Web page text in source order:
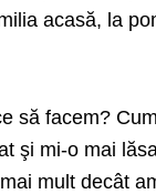
acasă, la
să facem?
şi mi-o mai
mult decât